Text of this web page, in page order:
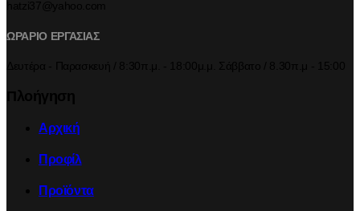
ΩΡΑΡΙΟ ΕΡΓΑΣΙΑΣ
Αρχική
Προφίλ
Προϊόντα